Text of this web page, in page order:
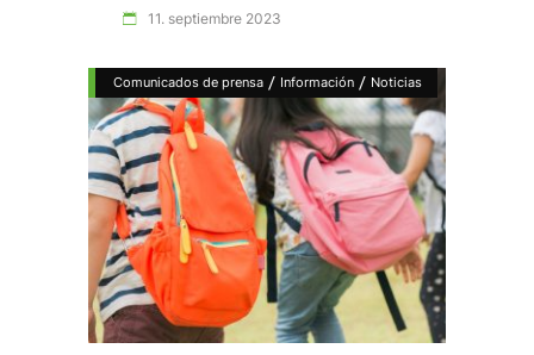
11. septiembre 2023
Comunicados de prensa / Información / Noticias